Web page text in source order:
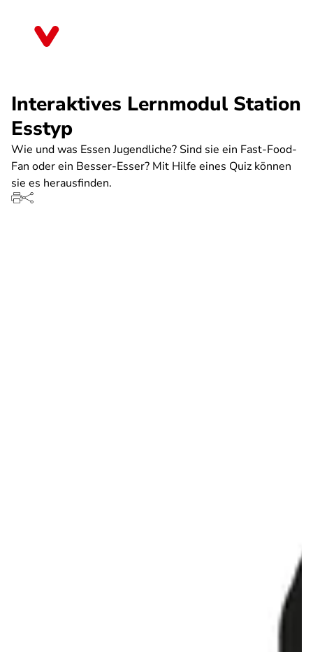
Interaktives Lernmodul Station
Esstyp
Wie und was Essen Jugendliche? Sind sie ein Fast-Food-
Fan oder ein Besser-Esser? Mit Hilfe eines Quiz können
sie es herausfinden.